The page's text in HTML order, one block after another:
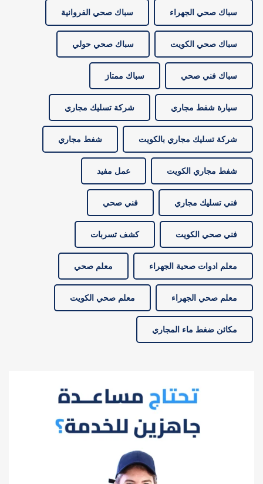
سباك صحي الجهراء سباك صحي الفروانية
سباك صحي الكويت سباك صحي حولي
سباك فني صحي سباك ممتاز
سيارة شفط مجاري شركة تسليك مجاري
شركة تسليك مجاري بالكويت شفط مجاري
شفط مجاري الكويت عمل مفيد
فني تسليك مجاري فني صحي
فني صحي الكويت كشف تسربات
معلم ادوات صحية الجهراء معلم صحي
معلم صحي الجهراء معلم صحي الكويت
مكائن ضغط ماء المجاري